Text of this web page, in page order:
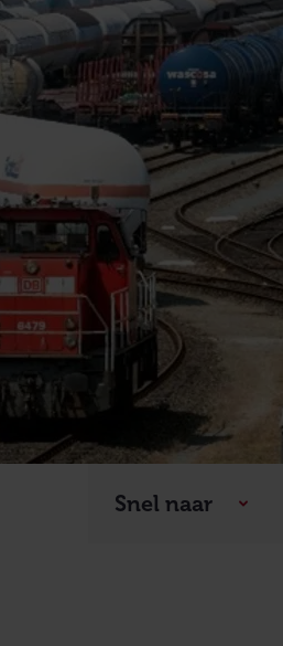
oplevert.
Snel naar